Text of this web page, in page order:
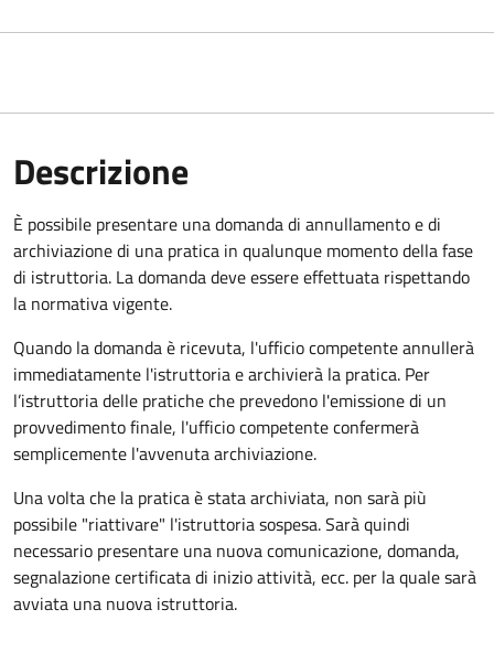
Descrizione
È possibile presentare una domanda di annullamento e di
archiviazione di una pratica in qualunque momento della fase
di istruttoria. La domanda deve essere effettuata rispettando
la normativa vigente.
Quando la domanda è ricevuta, l'ufficio competente annullerà
immediatamente l'istruttoria e archivierà la pratica. Per
l’istruttoria delle pratiche che prevedono l'emissione di un
provvedimento finale, l'ufficio competente confermerà
semplicemente l'avvenuta archiviazione.
Una volta che la pratica è stata archiviata, non sarà più
possibile "riattivare" l'istruttoria sospesa. Sarà quindi
necessario presentare una nuova comunicazione, domanda,
segnalazione certificata di inizio attività, ecc. per la quale sarà
avviata una nuova istruttoria.